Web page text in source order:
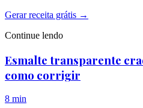
Gerar receita grátis →
Continue lendo
Esmalte transparente
como corrigir
8 min